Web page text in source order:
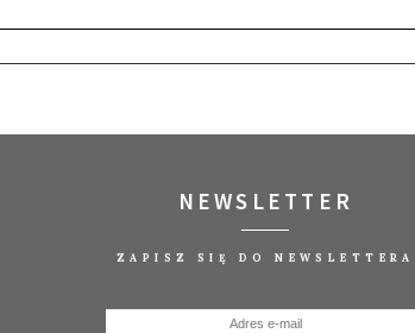
NEWSLETTER
ZAPISZ SIĘ DO NEWSLETTERA